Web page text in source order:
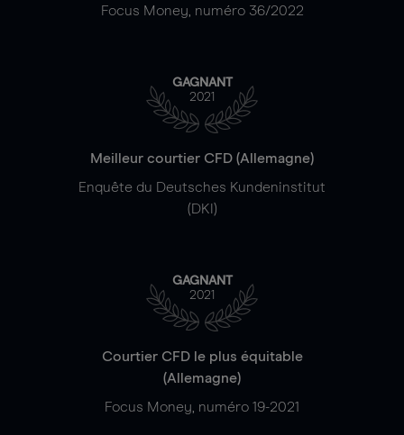
Focus Money, numéro 36/2022
GAGNANT
2021
Meilleur courtier CFD (Allemagne)
Enquête du Deutsches Kundeninstitut
(DKI)
GAGNANT
2021
Courtier CFD le plus équitable
(Allemagne)
Focus Money, numéro 19-2021